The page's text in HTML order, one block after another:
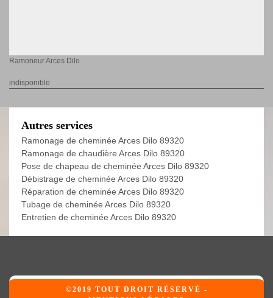
Ramoneur Arces Dilo
indisponible
Autres services
Ramonage de cheminée Arces Dilo 89320
Ramonage de chaudière Arces Dilo 89320
Pose de chapeau de cheminée Arces Dilo 89320
Débistrage de cheminée Arces Dilo 89320
Réparation de cheminée Arces Dilo 89320
Tubage de cheminée Arces Dilo 89320
Entretien de cheminée Arces Dilo 89320
©2019 TOUT DROIT RÉSERVÉ -